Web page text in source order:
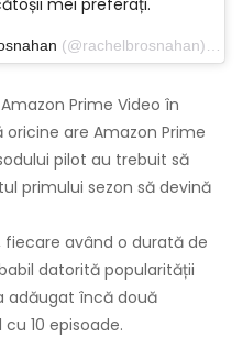
(@rachelbrosnahan) pe 29 iulie 2018 la 17:45 PDT
Prime Video în
are Amazon Prime
pilot au trebuit să
primului sezon să devină
fiecare având o durată de
datorită popularității
adăugat încă două
10 episoade.